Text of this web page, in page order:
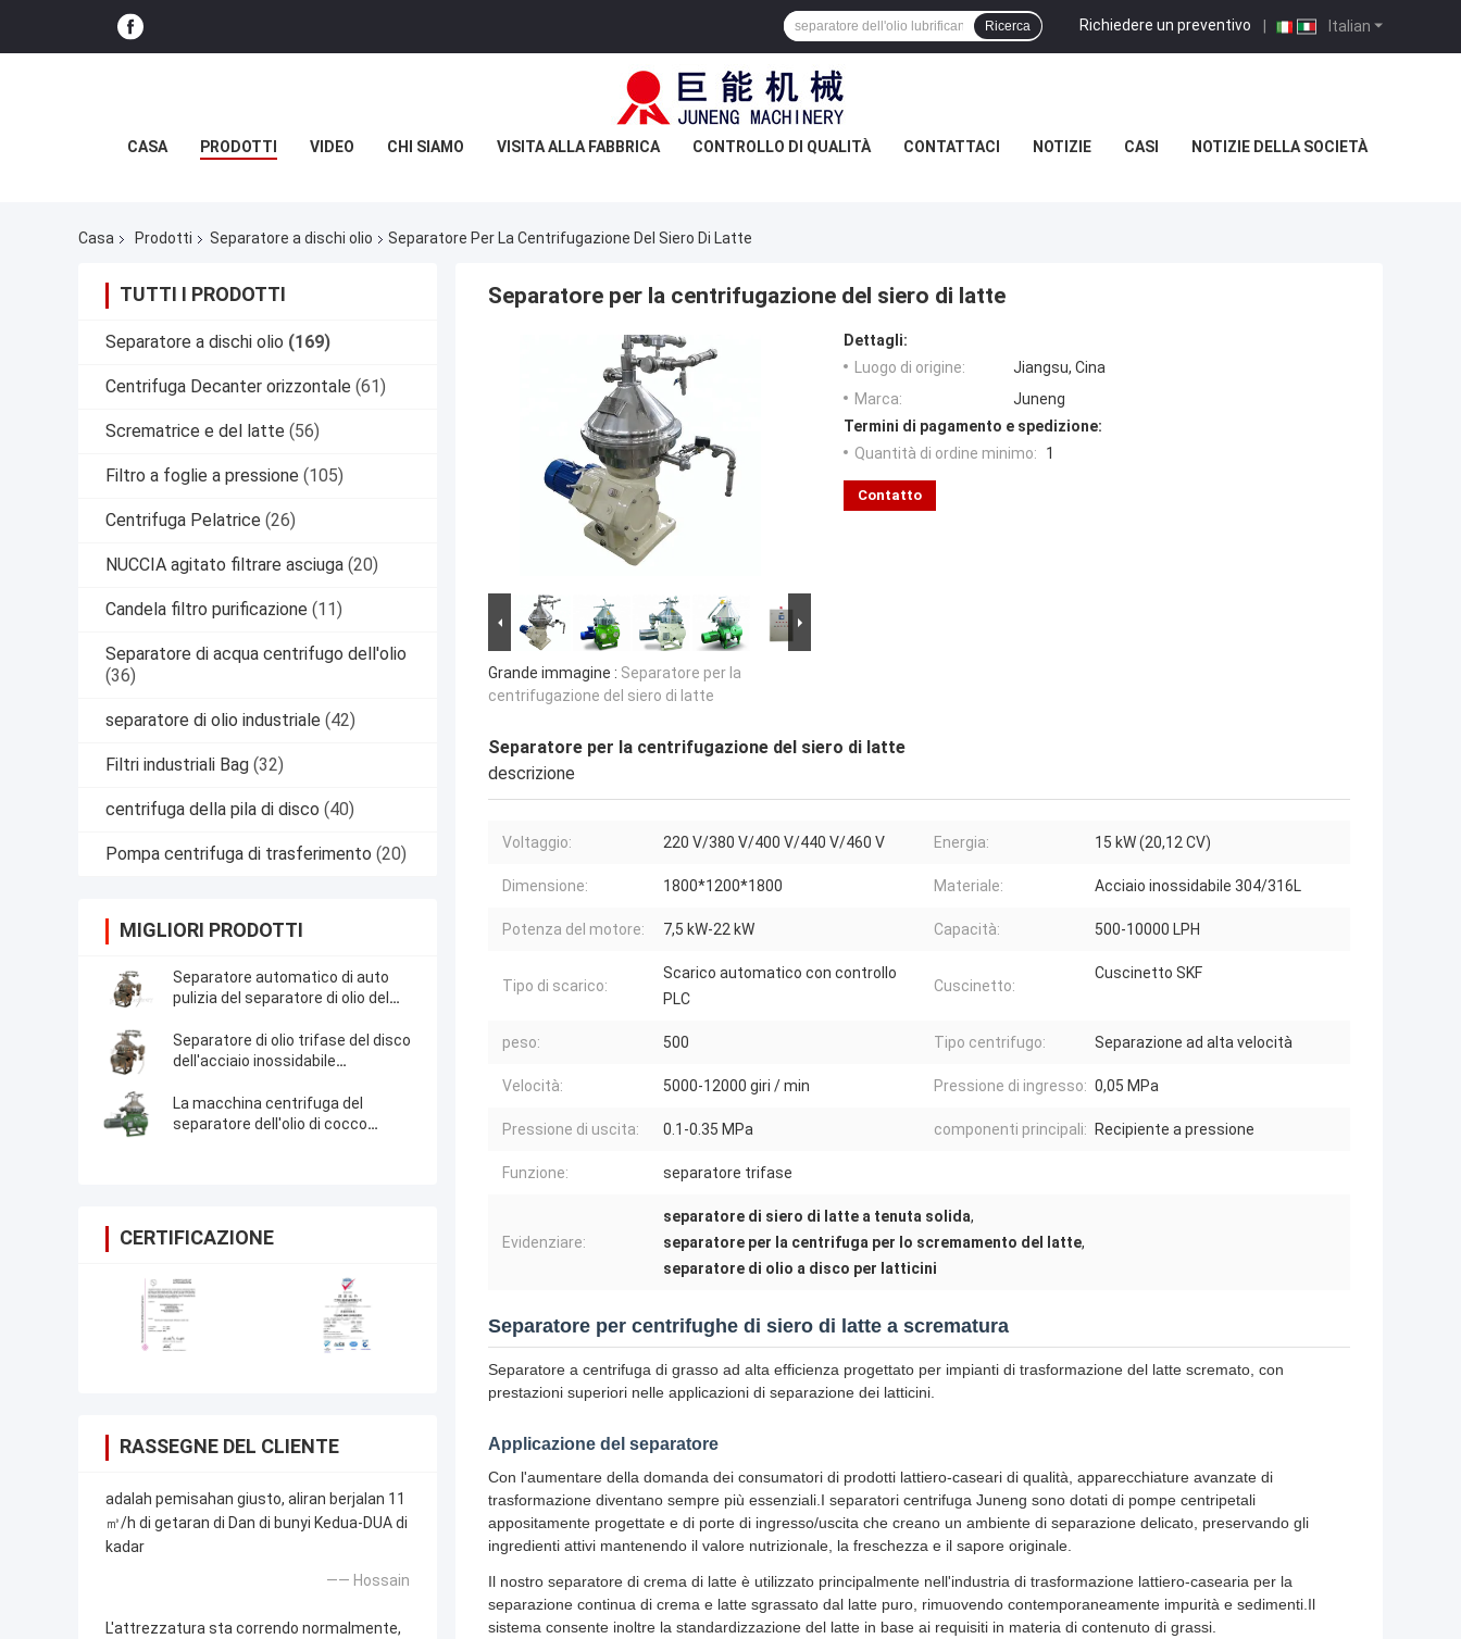
Italian
Richiedere un preventivo |
Ricerca
CASA PRODOTTI VIDEO CHI SIAMO VISITA ALLA FABBRICA CONTROLLO DI QUALITÀ CONTATTACI NOTIZIE CASI NOTIZIE DELLA SOCIETÀ
Casa Prodotti Separatore a dischi olio Separatore Per La Centrifugazione Del Siero Di Latte
TUTTI I PRODOTTI
Separatore a dischi olio (169)
Centrifuga Decanter orizzontale (61)
Scrematrice e del latte (56)
Filtro a foglie a pressione (105)
Centrifuga Pelatrice (26)
NUCCIA agitato filtrare asciuga (20)
Candela filtro purificazione (11)
Separatore di acqua centrifugo dell'olio
(36)
separatore di olio industriale (42)
Filtri industriali Bag (32)
centrifuga della pila di disco (40)
Pompa centrifuga di trasferimento (20)
MIGLIORI PRODOTTI
Separatore automatico di auto
pulizia del separatore di olio del
vergine
Separatore di olio trifase del disco
dell'acciaio inossidabile
petrolio
La macchina centrifuga del
separatore dell'olio di cocco
CERTIFICAZIONE
RASSEGNE DEL CLIENTE
adalah pemisahan giusto, aliran berjalan 11
㎥/h di getaran di Dan di bunyi Kedua-DUA di
kadar
—— Hossain
L'attrezzatura sta correndo normalmente,
Separatore per la centrifugazione del siero di latte
Grande immagine : Separatore per la
centrifugazione del siero di latte
Dettagli:
Luogo di origine:
Jiangsu, Cina
Marca:
Juneng
Termini di pagamento e spedizione:
Quantità di ordine minimo:
1
Contatto
Separatore per la centrifugazione del siero di latte
descrizione
Voltaggio: 220 V/380 V/400 V/440 V/460 V Energia: 15 kW (20,12 CV)
Dimensione: 1800*1200*1800 Materiale: Acciaio inossidabile 304/316L
Potenza del motore: 7,5 kW-22 kW Capacità: 500-10000 LPH
Tipo di scarico:
Scarico automatico con controllo
PLC
Cuscinetto:
Cuscinetto SKF
peso: 500 Tipo centrifugo: Separazione ad alta velocità
Velocità: 5000-12000 giri / min Pressione di ingresso: 0,05 MPa
Pressione di uscita: 0.1-0.35 MPa componenti principali: Recipiente a pressione
Funzione: separatore trifase
Evidenziare:
separatore di siero di latte a tenuta solida,
separatore per la centrifuga per lo scremamento del latte,
separatore di olio a disco per latticini
Separatore per centrifughe di siero di latte a scrematura
Separatore a centrifuga di grasso ad alta efficienza progettato per impianti di trasformazione del latte scremato, con
prestazioni superiori nelle applicazioni di separazione dei latticini.
Applicazione del separatore
Con l'aumentare della domanda dei consumatori di prodotti lattiero-caseari di qualità, apparecchiature avanzate di
trasformazione diventano sempre più essenziali.I separatori centrifuga Juneng sono dotati di pompe centripetali
appositamente progettate e di porte di ingresso/uscita che creano un ambiente di separazione delicato, preservando gli
ingredienti attivi mantenendo il valore nutrizionale, la freschezza e il sapore originale.
Il nostro separatore di crema di latte è utilizzato principalmente nell'industria di trasformazione lattiero-casearia per la
separazione continua di crema e latte sgrassato dal latte puro, rimuovendo contemporaneamente impurità e sedimenti.Il
sistema consente inoltre la standardizzazione del latte in base ai requisiti in materia di contenuto di grassi.